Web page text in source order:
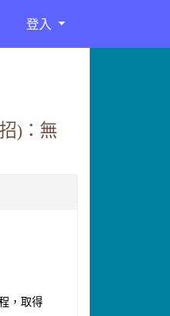
登入
)：無
，取得